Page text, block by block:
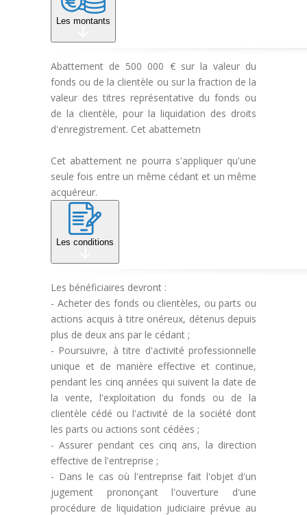
Les montants
Abattement de 500 000 € sur la valeur du
fonds ou de la clientèle ou sur la fraction de la
valeur des titres représentative du fonds ou
de la clientèle, pour la liquidation des droits
d'enregistrement. Cet abattemetn
Cet abattement ne pourra s'appliquer qu'une
seule fois entre un même cédant et un même
acquéreur.
Les conditions
Les bénéficiaires devront :
- Acheter des fonds ou clientèles, ou parts ou
actions acquis à titre onéreux, détenus depuis
plus de deux ans par le cédant ;
- Poursuivre, à titre d'activité professionnelle
unique et de manière effective et continue,
pendant les cinq années qui suivent la date de
la vente, l'exploitation du fonds ou de la
clientèle cédé ou l'activité de la société dont
les parts ou actions sont cédées ;
- Assurer pendant ces cinq ans, la direction
effective de l'entreprise ;
- Dans le cas où l'entreprise fait l'objet d'un
jugement prononçant l'ouverture d'une
procédure de liquidation judiciaire prévue au